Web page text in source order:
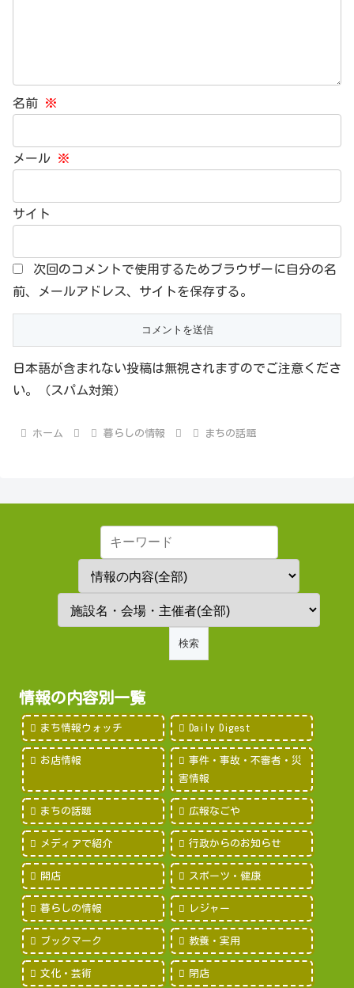
名前 ※
メール ※
サイト
次回のコメントで使用するためブラウザーに自分の名
前、メールアドレス、サイトを保存する。
日本語が含まれない投稿は無視されますのでご注意くださ
い。（スパム対策）
ホーム 暮らしの情報 まちの話題
情報の内容別一覧
まち情報ウォッチ Daily Digest
お店情報
事件・事故・不審者・災
害情報
まちの話題 広報なごや
メディアで紹介 行政からのお知らせ
開店 スポーツ・健康
暮らしの情報 レジャー
ブックマーク 教養・実用
文化・芸術 閉店